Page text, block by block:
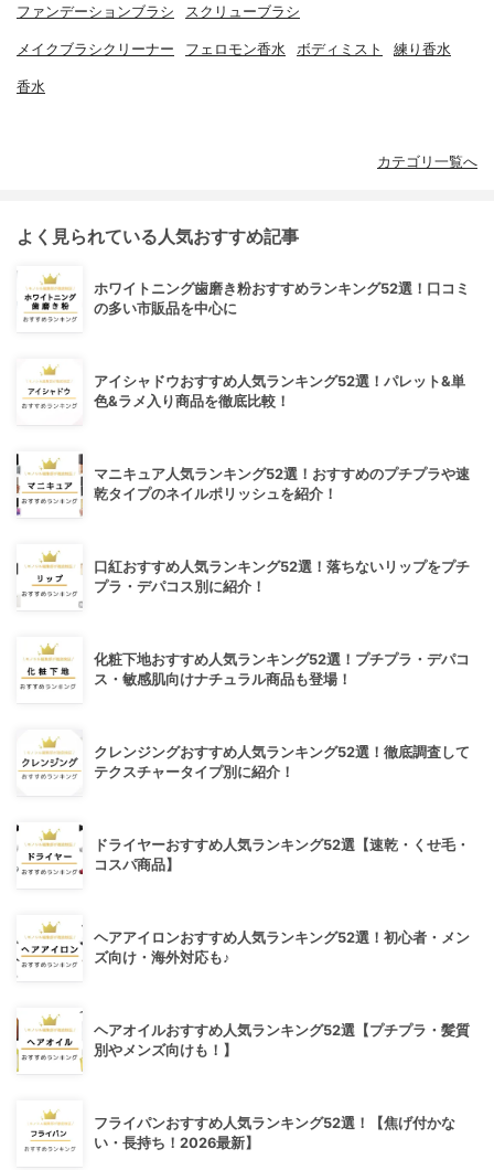
ファンデーションブラシ スクリューブラシ
メイクブラシクリーナー フェロモン香水 ボディミスト 練り香水
香水
カテゴリ一覧へ
よく見られている人気おすすめ記事
ホワイトニング歯磨き粉おすすめランキング52選！口コミ
の多い市販品を中心に
アイシャドウおすすめ人気ランキング52選！パレット&単
色&ラメ入り商品を徹底比較！
マニキュア人気ランキング52選！おすすめのプチプラや速
乾タイプのネイルポリッシュを紹介！
口紅おすすめ人気ランキング52選！落ちないリップをプチ
プラ・デパコス別に紹介！
化粧下地おすすめ人気ランキング52選！プチプラ・デパコ
ス・敏感肌向けナチュラル商品も登場！
クレンジングおすすめ人気ランキング52選！徹底調査して
テクスチャータイプ別に紹介！
ドライヤーおすすめ人気ランキング52選【速乾・くせ毛・
コスパ商品】
ヘアアイロンおすすめ人気ランキング52選！初心者・メン
ズ向け・海外対応も♪
ヘアオイルおすすめ人気ランキング52選【プチプラ・髪質
別やメンズ向けも！】
フライパンおすすめ人気ランキング52選！【焦げ付かな
い・長持ち！2026最新】